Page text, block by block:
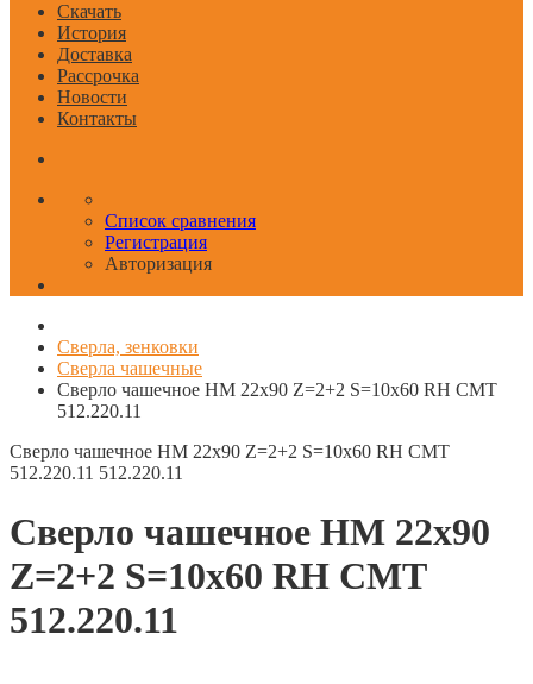
Скачать
История
Доставка
Рассрочка
Новости
Контакты
Список сравнения
Регистрация
Авторизация
Сверла, зенковки
Сверла чашечные
Сверло чашечное HM 22x90 Z=2+2 S=10x60 RH CMT
512.220.11
Сверло чашечное HM 22x90 Z=2+2 S=10x60 RH CMT
512.220.11 512.220.11
Сверло чашечное HM 22x90
Z=2+2 S=10x60 RH CMT
512.220.11